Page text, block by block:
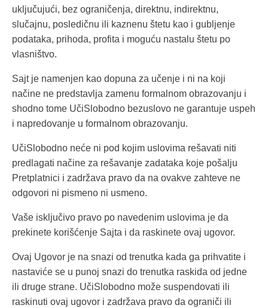
uključujući, bez ograničenja, direktnu, indirektnu,
slučajnu, posledičnu ili kaznenu štetu kao i gubljenje
podataka, prihoda, profita i moguću nastalu štetu po
vlasništvo.
Sajt je namenjen kao dopuna za učenje i ni na koji
načine ne predstavlja zamenu formalnom obrazovanju i
shodno tome UčiSlobodno bezuslovo ne garantuje uspeh
i napredovanje u formalnom obrazovanju.
UčiSlobodno neće ni pod kojim uslovima rešavati niti
predlagati načine za rešavanje zadataka koje pošalju
Pretplatnici i zadržava pravo da na ovakve zahteve ne
odgovori ni pismeno ni usmeno.
Vaše isključivo pravo po navedenim uslovima je da
prekinete korišćenje Sajta i da raskinete ovaj ugovor.
Ovaj Ugovor je na snazi od trenutka kada ga prihvatite i
nastaviće se u punoj snazi do trenutka raskida od jedne
ili druge strane. UčiSlobodno može suspendovati ili
raskinuti ovaj ugovor i zadržava pravo da ograniči ili